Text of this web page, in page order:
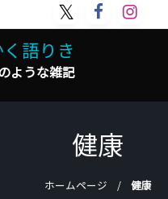
語りき
ような雑記
健康
ホームページ 健康